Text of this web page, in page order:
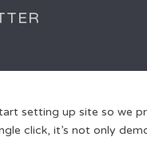
setting up site so we
click, it’s not only